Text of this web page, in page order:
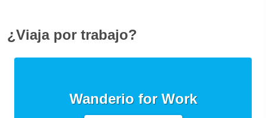
¿Viaja por trabajo?
Wanderio for Work